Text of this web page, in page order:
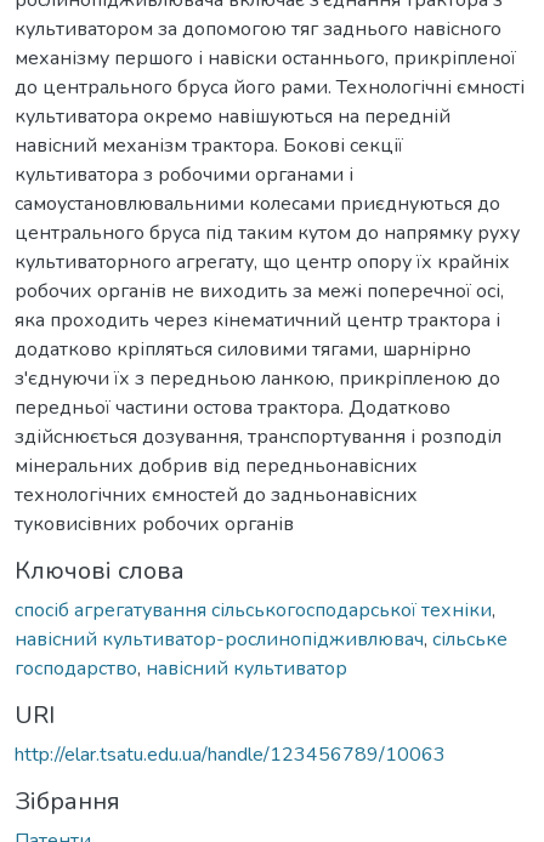
культиватором за допомогою тяг заднього навісного
механізму першого і навіски останнього, прикріпленої
до центрального бруса його рами. Технологічні ємності
культиватора окремо навішуються на передній
навісний механізм трактора. Бокові секції
культиватора з робочими органами і
самоустановлювальними колесами приєднуються до
центрального бруса під таким кутом до напрямку руху
культиваторного агрегату, що центр опору їх крайніх
робочих органів не виходить за межі поперечної осі,
яка проходить через кінематичний центр трактора і
додатково кріпляться силовими тягами, шарнірно
з'єднуючи їх з передньою ланкою, прикріпленою до
передньої частини остова трактора. Додатково
здійснюється дозування, транспортування і розподіл
мінеральних добрив від передньонавісних
технологічних ємностей до задньонавісних
туковисівних робочих органів
Ключові слова
спосіб агрегатування сільськогосподарської техніки,
навісний культиватор-рослинопідживлювач, сільське
господарство, навісний культиватор
URI
http://elar.tsatu.edu.ua/handle/123456789/10063
Зібрання